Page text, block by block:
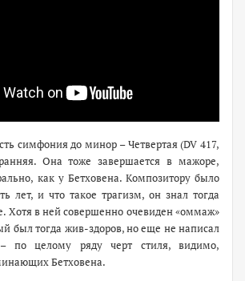
симфония до минор – Четвертая (DV 417,
Она тоже завершается в мажоре,
как у Бетховена. Композитору было
лет, и что такое трагизм, он знал тогда
Хотя в ней совершенно очевиден «оммаж»
был тогда жив-здоров, но еще не написал
по целому ряду черт стиля, видимо,
Бетховена.